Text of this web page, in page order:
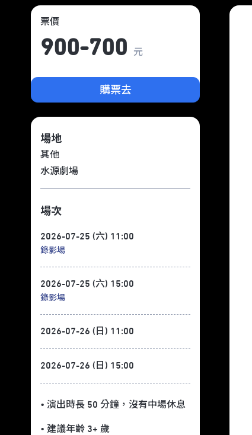
票價
900-700 元
購票去
場地
其他
水源劇場
場次
2026-07-25 (六) 11:00
錄影場
2026-07-25 (六) 15:00
錄影場
2026-07-26 (日) 11:00
2026-07-26 (日) 15:00
• 演出時長 50 分鐘 ，沒有中場休息
• 建議年齡 3+ 歲